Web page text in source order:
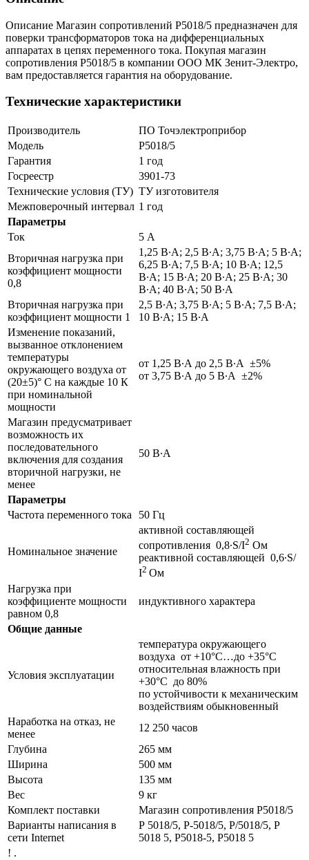
Описание Магазин сопротивлений Р5018/5 предназначен для
поверки трансформаторов тока на дифференциальных
аппаратах в цепях переменного тока. Покупая магазин
сопротивления Р5018/5 в компании ООО МК Зенит-Электро,
вам предоставляется гарантия на оборудование.
Технические характеристики
Производитель
ПО Точэлектроприбор
Модель
Р5018/5
Гарантия
1 год
Госреестр
3901-73
Технические условия (ТУ) ТУ изготовителя
Межповерочный интервал 1 год
Параметры
Ток
5 А
Вторичная нагрузка при
коэффициент мощности
0,8
1,25 В∙А; 2,5 В∙А; 3,75 В∙А; 5 В∙А;
6,25 В∙А; 7,5 В∙А; 10 В∙А; 12,5
В∙А; 15 В∙А; 20 В∙А; 25 В∙А; 30
В∙А; 40 В∙А; 50 В∙А
Вторичная нагрузка при
коэффициент мощности 1
2,5 В∙А; 3,75 В∙А; 5 В∙А; 7,5 В∙А;
10 В∙А; 15 В∙А
Изменение показаний,
вызванное отклонением
температуры
окружающего воздуха от
(20±5)° С на каждые 10 К
при номинальной
мощности
от 1,25 В∙А до 2,5 В∙А ±5%
от 3,75 В∙А до 5 В∙А ±2%
Магазин предусматривает
возможность их
последовательного
включения для создания
вторичной нагрузки, не
менее
50 В∙А
Параметры
Частота переменного тока
50 Гц
Номинальное значение
активной составляющей
сопротивления 0,8∙S/I2 Ом
реактивной составляющей 0,6∙S/
I2 Ом
Нагрузка при
коэффициенте мощности
равном 0,8
индуктивного характера
Общие данные
Условия эксплуатации
температура окружающего
воздуха от +10°С…до +35°С
относительная влажность при
+30°С до 80%
по устойчивости к механическим
воздействиям обыкновенный
Наработка на отказ, не
менее
12 250 часов
Глубина
265 мм
Ширина
500 мм
Высота
135 мм
Вес
9 кг
Комплект поставки
Магазин сопротивления Р5018/5
Варианты написания в
сети Internet
Р 5018/5, Р-5018/5, Р/5018/5, Р
5018 5, Р5018-5, Р5018 5
! .